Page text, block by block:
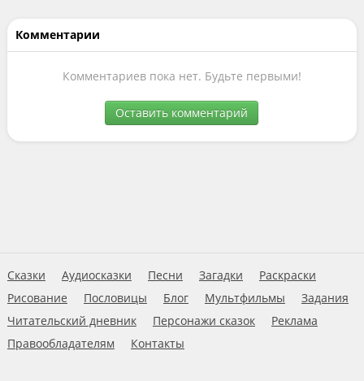
Комментарии
Комментариев пока нет. Будьте первыми!
Оставить комментарий
Сказки Аудиосказки Песни Загадки
Раскраски
Рисование
Пословицы Блог Мультфильмы
Задания
Читательский дневник
Персонажи сказок
Реклама
Правообладателям
Контакты